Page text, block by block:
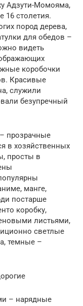
Адзути-Момояма,
16 столетия.
пород дерева,
для обедов –
видеть
коробочки
Красивые
служили
безупречный
прозрачные
в хозяйственных
просты в
манге,
постарше
коробку,
листьями,
светлые
темные –
– нарядные